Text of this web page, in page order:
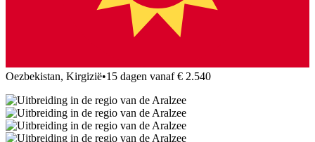
Oezbekistan, Kirgizië•15 dagen vanaf € 2.540